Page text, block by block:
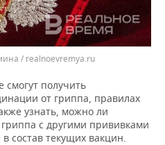
/ realnoevremya.ru
смогут получить
от гриппа, правилах
узнать, можно ли
с другими прививками
состав текущих вакцин.